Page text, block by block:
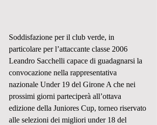
Soddisfazione per il club verde, in
particolare per l’attaccante classe 2006
Leandro Sacchelli capace di guadagnarsi la
convocazione nella rappresentativa
nazionale Under 19 del Girone A che nei
prossimi giorni parteciperà all’ottava
edizione della Juniores Cup, torneo riservato
alle selezioni dei migliori under 18 del